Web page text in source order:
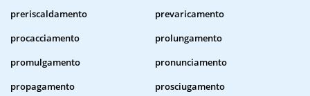
preriscaldamento
prevaricamento
procacciamento
prolungamento
promulgamento
pronunciamento
propagamento
prosciugamento